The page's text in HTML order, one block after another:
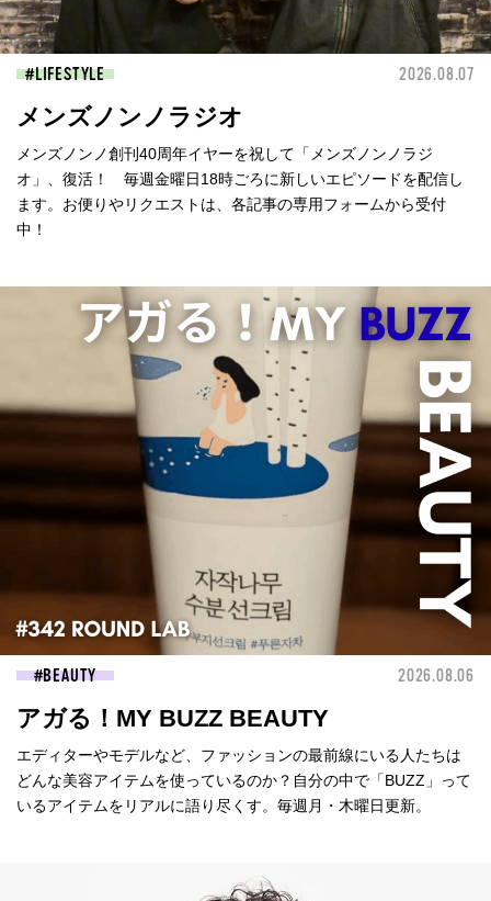
LIFESTYLE 2026.08.07
メンズノンノラジオ
メンズノンノ創刊40周年イヤーを祝して「メンズノンノラジ
オ」、復活！ 毎週金曜日18時ごろに新しいエピソードを配信し
ます。お便りやリクエストは、各記事の専用フォームから受付
中！
BEAUTY 2026.08.06
アガる！MY BUZZ BEAUTY
エディターやモデルなど、ファッションの最前線にいる人たちは
どんな美容アイテムを使っているのか？自分の中で「BUZZ」って
いるアイテムをリアルに語り尽くす。毎週月・木曜日更新。